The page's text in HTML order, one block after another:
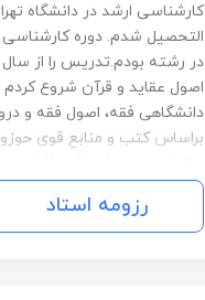
دانشگاهی فقه، اصول فقه و
براساس کتب و منابع قوی
رضایت داشتند. در مدارس تراز
های سرای دانش(وابسته به
علوی، برگزیدگان، علوم
رزومه استاد